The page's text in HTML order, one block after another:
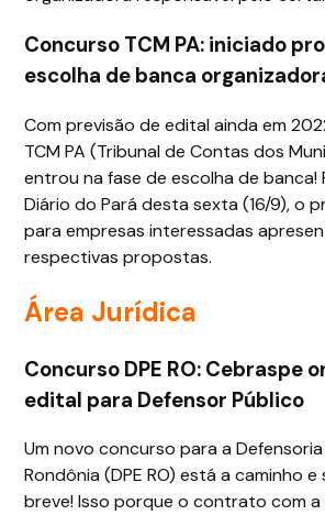
Concurso TCM PA: iniciado
escolha de banca
Com previsão de edital ainda em
TCM PA (Tribunal de Contas dos
entrou na fase de escolha de banca!
Diário do Pará desta sexta (16/9), o
para empresas interessadas
respectivas propostas.
Área Jurídica
Concurso DPE RO: Cebraspe
edital para Defensor Público
Um novo concurso para a
Rondônia (DPE RO) está a caminho
breve! Isso porque o contrato com a